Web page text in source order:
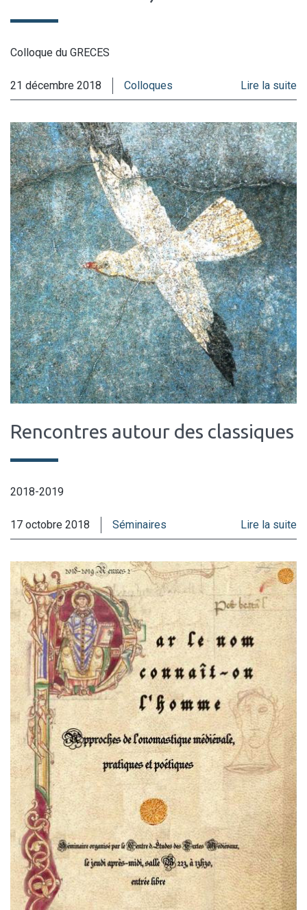
Colloque du GRECES
21 décembre 2018 Colloques Lire la suite
Rencontres autour des classiques
2018-2019
17 octobre 2018 Séminaires Lire la suite